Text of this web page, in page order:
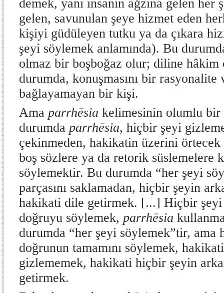
demek, yani insanın ağzına gelen her
gelen, savunulan şeye hizmet eden
kişiyi güdüleyen tutku ya da çıkara
şeyi söylemek anlamında). Bu
olmaz bir boşboğaz olur; diline hâkim
durumda, konuşmasını bir
bağlayamayan bir kişi.
Ama parrhēsia kelimesinin olumlu bir
durumda parrhēsia, hiçbir şeyi
çekinmeden, hakikatin üzerini
boş sözlere ya da retorik süslemelere
söylemektir. Bu durumda “her şeyi
parçasını saklamadan, hiçbir şeyin
hakikati dile getirmek. [...] Hiçbir şeyi
doğruyu söylemek, parrhēsia
durumda “her şeyi söylemek”tir, ama
doğrunun tamamını söylemek,
gizlememek, hakikati hiçbir şeyin
getirmek.